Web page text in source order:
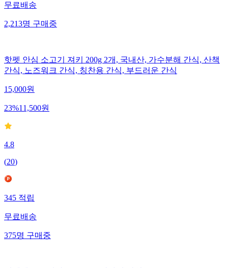
무료배송
2,213명 구매중
핫펫 안심 소고기 져키 200g 2개, 국내산, 가수분해 간식, 산책
간식, 노즈워크 간식, 칭찬용 간식, 부드러운 간식
15,000원
23%11,500원
4.8
(20)
345 적립
무료배송
375명 구매중